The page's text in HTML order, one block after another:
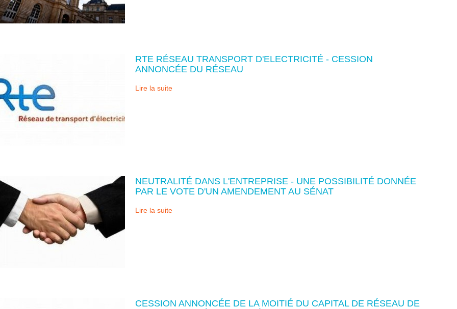
RTE RÉSEAU TRANSPORT D'ELECTRICITÉ - CESSION
ANNONCÉE DU RÉSEAU
Lire la suite
NEUTRALITÉ DANS L'ENTREPRISE - UNE POSSIBILITÉ DONNÉE
PAR LE VOTE D'UN AMENDEMENT AU SÉNAT
Lire la suite
CESSION ANNONCÉE DE LA MOITIÉ DU CAPITAL DE RÉSEAU DE